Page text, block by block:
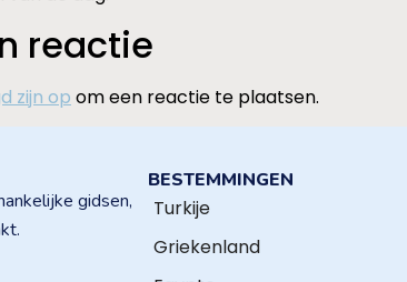
reactie
zijn op om een reactie te plaatsen.
gidsen,
BESTEMMINGEN
Turkije
Griekenland